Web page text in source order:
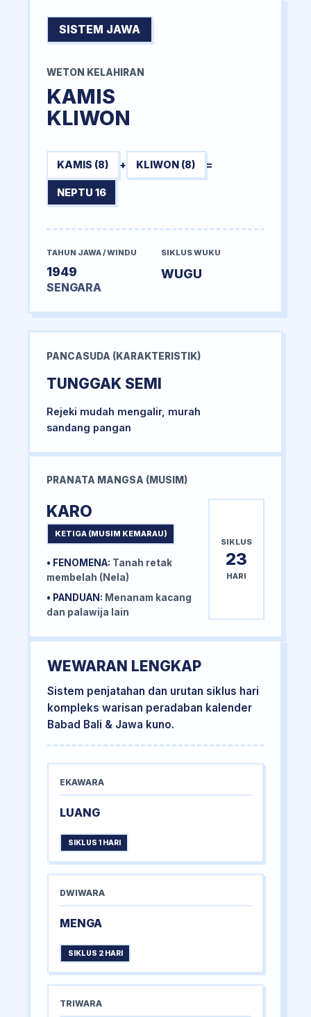
SISTEM JAWA
WETON KELAHIRAN
KAMIS
KLIWON
KAMIS (8) + KLIWON (8) =
NEPTU 16
TAHUN JAWA / WINDU
1949
SENGARA
SIKLUS WUKU
WUGU
PANCASUDA (KARAKTERISTIK)
TUNGGAK SEMI
Rejeki mudah mengalir, murah
sandang pangan
PRANATA MANGSA (MUSIM)
KARO
KETIGA (MUSIM KEMARAU)
• FENOMENA: Tanah retak
membelah (Nela)
• PANDUAN: Menanam kacang
dan palawija lain
SIKLUS
23
HARI
WEWARAN LENGKAP
Sistem penjatahan dan urutan siklus hari
kompleks warisan peradaban kalender
Babad Bali & Jawa kuno.
EKAWARA
LUANG
SIKLUS 1 HARI
DWIWARA
MENGA
SIKLUS 2 HARI
TRIWARA